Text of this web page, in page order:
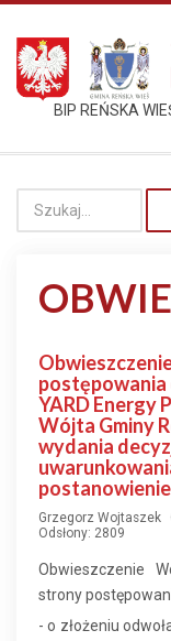
BIP REŃSKA
postępowania
YARD Energy
Wójta Gminy
wydania
Grzegorz Wojtaszek
Odsłony: 2809
Obwieszczenie
strony
- o złożeniu